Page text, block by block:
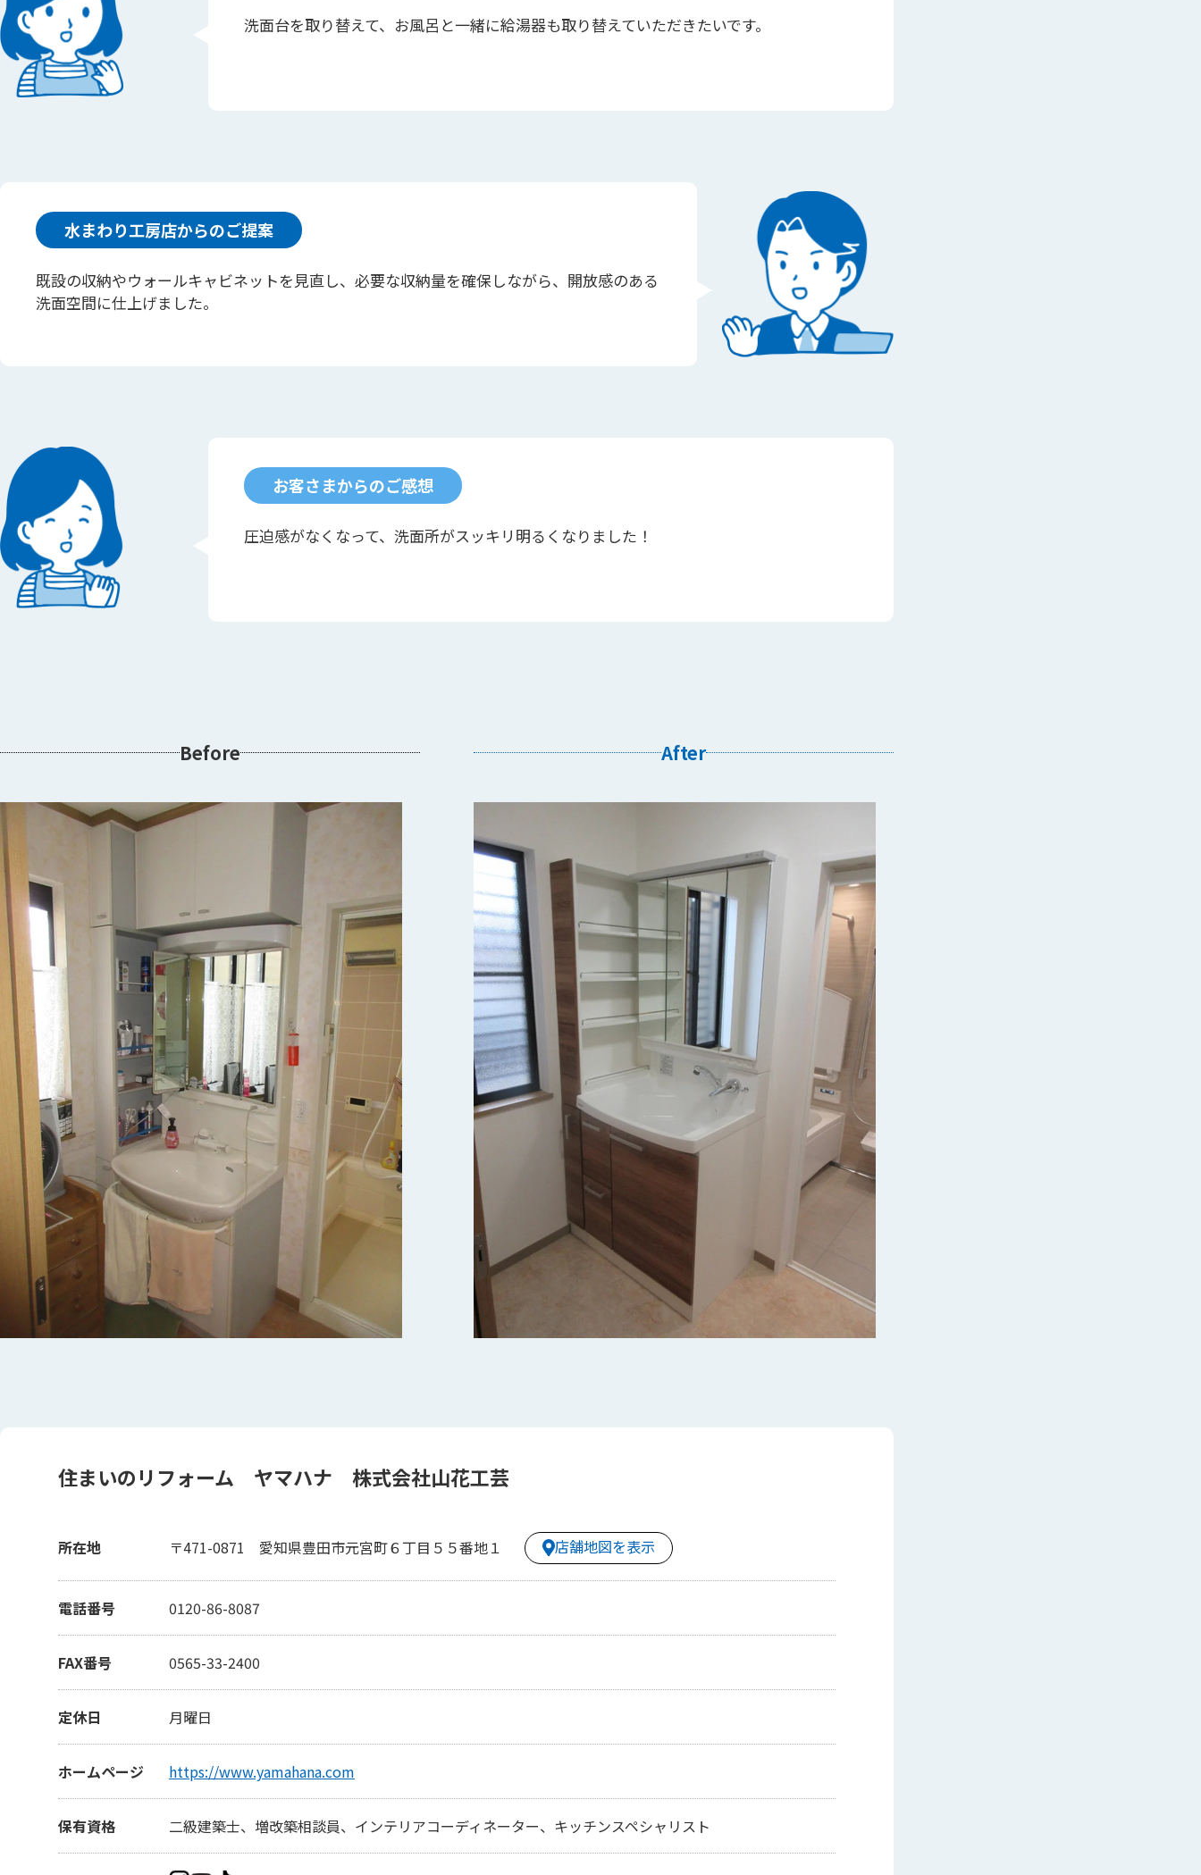
洗面台を取り替えて、お風呂と一緒に給湯器も取り替えていただきたいです。
水まわり工房店からのご提案
既設の収納やウォールキャビネットを見直し、必要な収納量を確保しながら、開放感のある
洗面空間に仕上げました。
お客さまからのご感想
圧迫感がなくなって、洗面所がスッキリ明るくなりました！
Before After
住まいのリフォーム ヤマハナ 株式会社山花工芸
所在地 〒471-0871 愛知県豊田市元宮町６丁目５５番地１ 店舗地図を表示
電話番号 0120-86-8087
FAX番号 0565-33-2400
定休日 月曜日
ホームページ https://www.yamahana.com
保有資格 二級建築士、増改築相談員、インテリアコーディネーター、キッチンスペシャリスト